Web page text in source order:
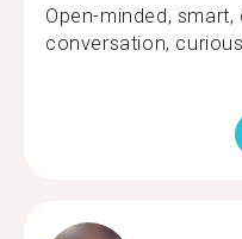
Open-minded,
conversation,